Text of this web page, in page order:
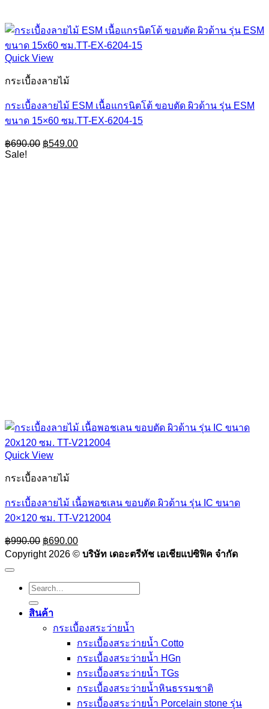
Quick View
กระเบื้องลายไม้
กระเบื้องลายไม้ ESM เนื้อแกรนิตโต้ ขอบตัด ผิวด้าน รุ่น ESM
ขนาด 15×60 ซม.TT-EX-6204-15
฿690.00 Original
฿549.00Current
Sale!
Quick View
กระเบื้องลายไม้
กระเบื้องลายไม้ เนื้อพอชเลน ขอบตัด ผิวด้าน รุ่น IC ขนาด
20×120 ซม. TT-V212004
฿990.00 Original
price
฿690.00Current
price
Copyright 2026 © บริษัท เดอะตรีทัช เอเชียแปซิฟิค จำกัด
Search
for:
สินค้า
กระเบื้องสระว่ายนํ้า
กระเบื้องสระว่ายน้ำ Cotto
กระเบื้องสระว่ายน้ำ HGn
กระเบื้องสระว่ายน้ำ TGs
กระเบื้องสระว่ายน้ำหินธรรมชาติ
กระเบื้องสระว่ายนํ้า Porcelain stone รุ่น